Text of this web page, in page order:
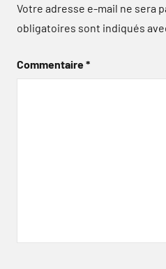
Votre adresse e-mail ne sera
obligatoires sont indiqués
Commentaire*